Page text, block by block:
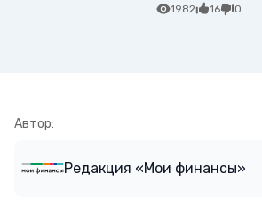
1982 16 0
Автор:
Редакция «Мои финансы»